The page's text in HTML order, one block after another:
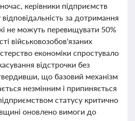
керівники підприємств
за дотримання
не можуть перевищувати 50%
військовозобов'язаних
економіки спростувало
відстрочки без
що базовий механізм
незмінним і припиняється
статусу критично
оновлено вимоги до